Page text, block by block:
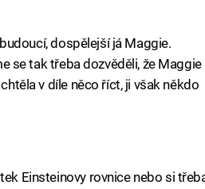
dospělejší já Maggie.
se tak třeba dozvěděli, že Maggie
v díle něco říct, ji však někdo
Einsteinovy rovnice nebo si